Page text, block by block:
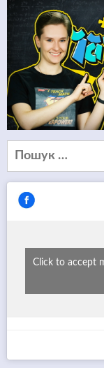
Пошук:
Click to accept